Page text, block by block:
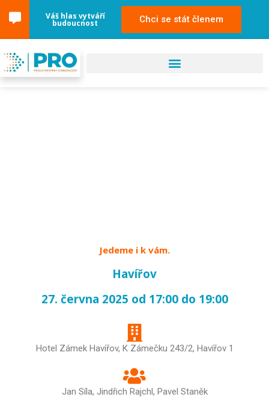
Váš hlas vytváří
budoucnost Chci se stát členem
Jedeme i k vám.
Havířov
27. června 2025 od 17:00 do 19:00
Hotel Zámek Havířov, K Zámečku 243/2, Havířov 1
Jan Síla, Jindřich Rajchl, Pavel Staněk